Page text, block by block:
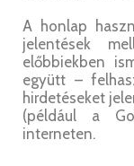
A honlap
jelentések
előbbiekben
együtt –
hirdetéseket
(például a
interneten.